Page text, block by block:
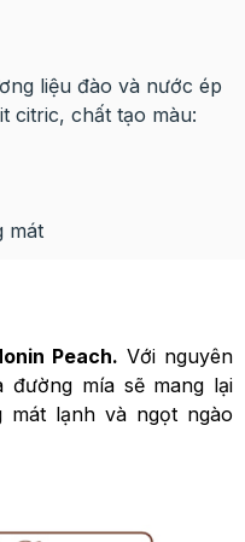
liệu đào và nước ép
citric, chất tạo màu:
mát
Peach. Với nguyên
mía sẽ mang lại
lạnh và ngọt ngào